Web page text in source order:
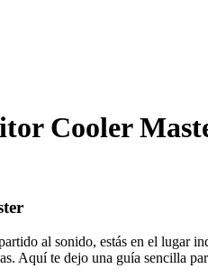
Cooler
al sonido, estás en el lugar
Aquí te dejo una guía sencilla